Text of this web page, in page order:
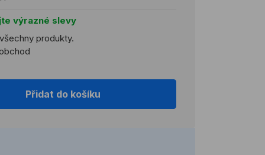
výrazné slevy
produkty.
Přidat do košíku